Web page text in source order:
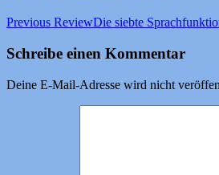
Previous ReviewDie siebte
Schreibe einen Kommentar
Deine E-Mail-Adresse wird nicht